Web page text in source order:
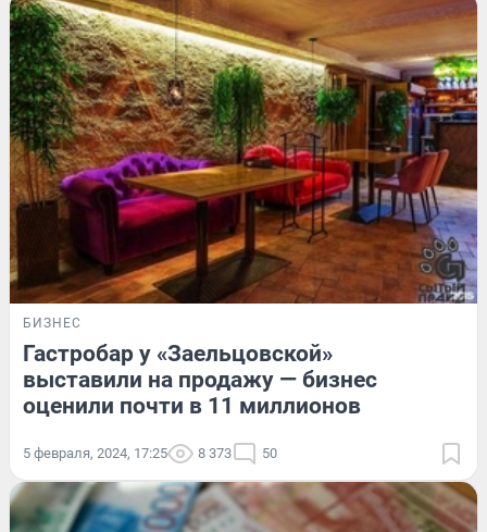
БИЗНЕС
Гастробар у «Заельцовской»
выставили на продажу — бизнес
оценили почти в 11 миллионов
5 февраля, 2024, 17:25 8 373 50